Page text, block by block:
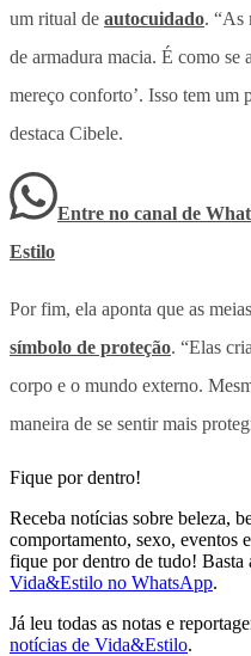
um ritual de autocuidado. “As
de armadura macia. É como se
mereço conforto’. Isso tem um
destaca Cibele.
Entre no canal de
Estilo
Por fim, ela aponta que as
símbolo de proteção. “Elas
corpo e o mundo externo.
maneira de se sentir mais
Fique por dentro!
Receba notícias sobre beleza,
comportamento, sexo, eventos
fique por dentro de tudo! Basta
Vida&Estilo no WhatsApp.
Já leu todas as notas e
notícias de Vida&Estilo.